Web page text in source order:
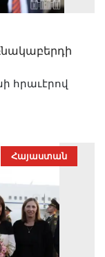
հրաւէրով
Հայաստան